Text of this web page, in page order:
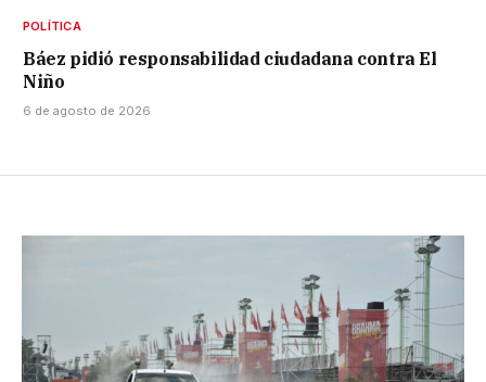
POLÍTICA
Báez pidió responsabilidad ciudadana contra El
Niño
6 de agosto de 2026